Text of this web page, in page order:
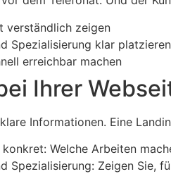
verständlich zeigen
Spezialisierung klar platzieren
erreichbar machen
Ihrer
Informationen. Eine
Welche Arbeiten
Spezialisierung: Zeigen Sie,